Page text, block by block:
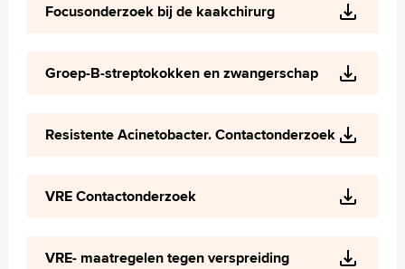
Polski
Focusonderzoek bij de kaakchirurg
Groep-B-streptokokken en zwangerschap
Resistente Acinetobacter. Contactonderzoek
VRE Contactonderzoek
VRE- maatregelen tegen verspreiding